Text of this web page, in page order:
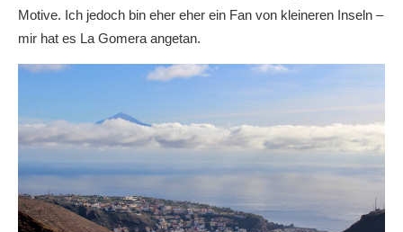
Motive. Ich jedoch bin eher eher ein Fan von kleineren Inseln –
mir hat es La Gomera angetan.